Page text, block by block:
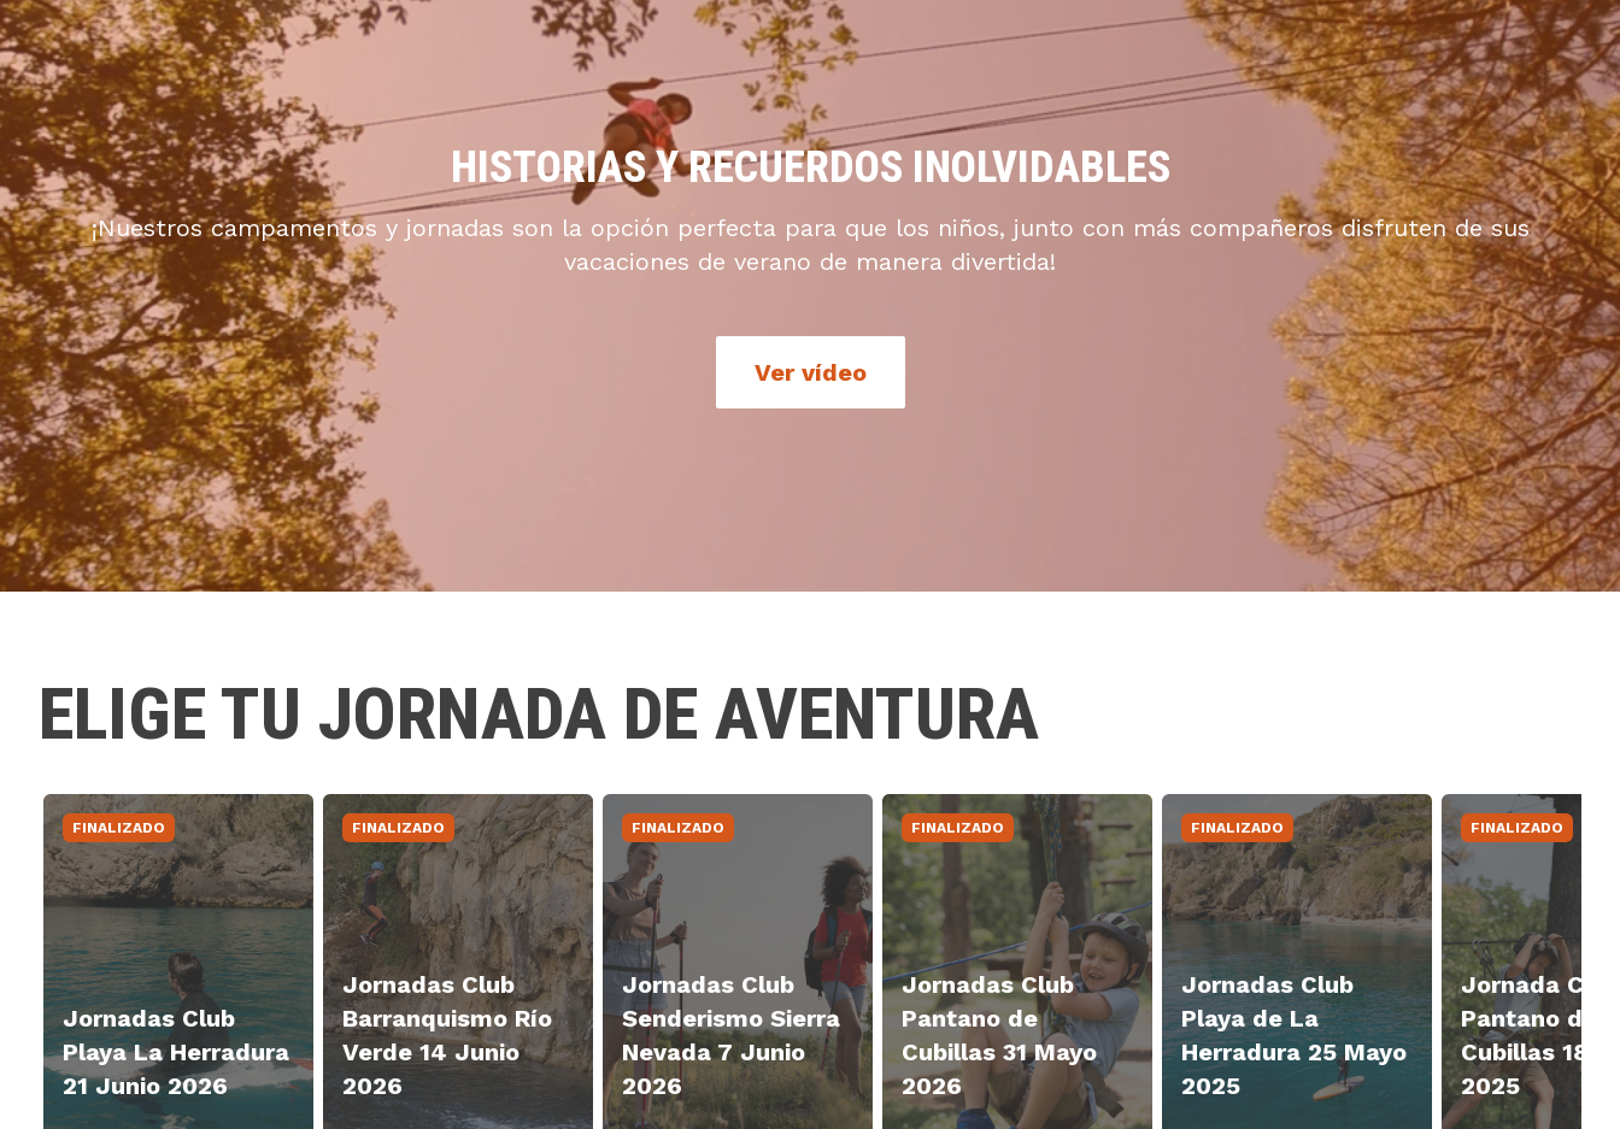
HISTORIAS Y RECUERDOS INOLVIDABLES
¡Nuestros campamentos y jornadas son la opción perfecta para que los niños, junto con más compañeros disfruten de sus
vacaciones de verano de manera divertida!
Ver vídeo
ELIGE TU JORNADA DE AVENTURA
FINALIZADO
Jornadas Club
Playa La Herradura
21 Junio 2026
FINALIZADO
Jornadas Club
Barranquismo Río
Verde 14 Junio
2026
FINALIZADO
Jornadas Club
Senderismo Sierra
Nevada 7 Junio
2026
FINALIZADO
Jornadas Club
Pantano de
Cubillas 31 Mayo
2026
FINALIZADO
Jornadas Club
Playa de La
Herradura 25 Mayo
2025
FINALIZADO
Jornada Club
Pantano de
Cubillas 18
2025